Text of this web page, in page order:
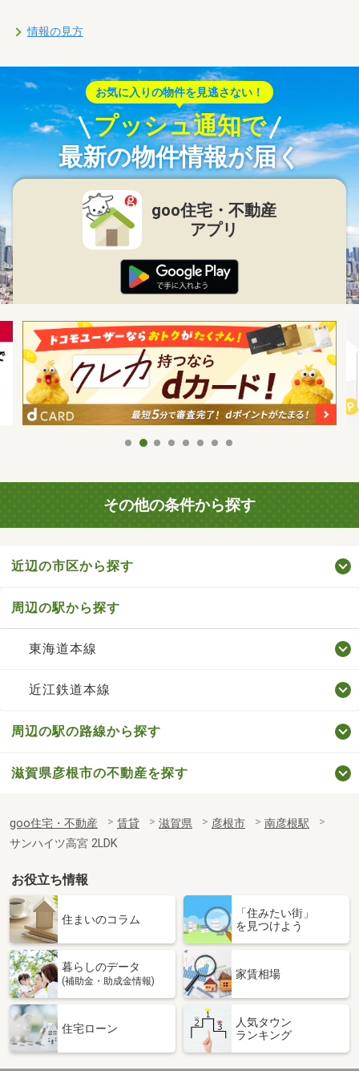
情報の見方
お気に入りの物件を見逃さない！
プッシュ通知で
最新の物件情報が届く
goo住宅・不動産
アプリ
その他の条件から探す
近辺の市区から探す
周辺の駅から探す
東海道本線
近江鉄道本線
周辺の駅の路線から探す
滋賀県彦根市の不動産を探す
goo住宅・不動産 賃貸 滋賀県 彦根市
南彦根駅
サンハイツ高宮 2LDK
お役立ち情報
住まいのコラム
「住みたい街」
を見つけよう
暮らしのデータ
(補助金・助成金情報)
家賃相場
住宅ローン
人気タウン
ランキング